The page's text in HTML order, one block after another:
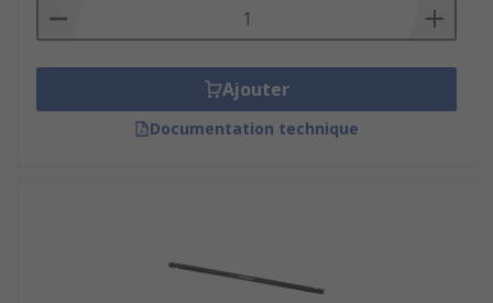
Ajouter
Documentation technique